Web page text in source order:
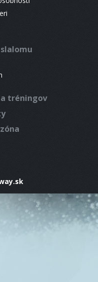
tréningov